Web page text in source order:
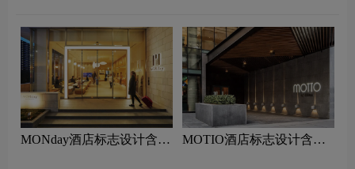
MONday酒店标志设计含义
MOTIO酒店标志设计含义